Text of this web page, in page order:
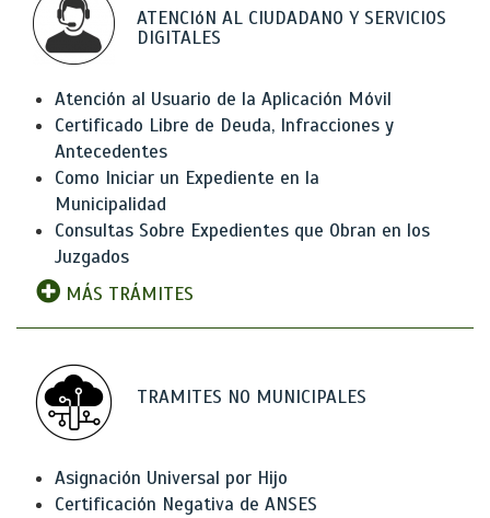
ATENCIóN AL CIUDADANO Y SERVICIOS
DIGITALES
Atención al Usuario de la Aplicación Móvil
Certificado Libre de Deuda, Infracciones y
Antecedentes
Como Iniciar un Expediente en la
Municipalidad
Consultas Sobre Expedientes que Obran en los
Juzgados
MÁS TRÁMITES
TRAMITES NO MUNICIPALES
Asignación Universal por Hijo
Certificación Negativa de ANSES